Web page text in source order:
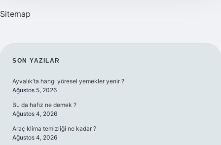
Sitemap
SIDEBAR
SON YAZILAR
Ayvalık’ta hangi yöresel yemekler yenir ?
Ağustos 5, 2026
Bu da hafız ne demek ?
Ağustos 4, 2026
Araç klima temizliği ne kadar ?
Ağustos 4, 2026